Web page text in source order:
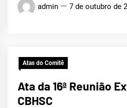
admin 7 de outubro de
Atas do Comitê
Ata da 16ª Reunião
CBHSC